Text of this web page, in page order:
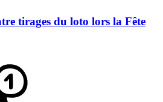
tirages du loto lors la Fête